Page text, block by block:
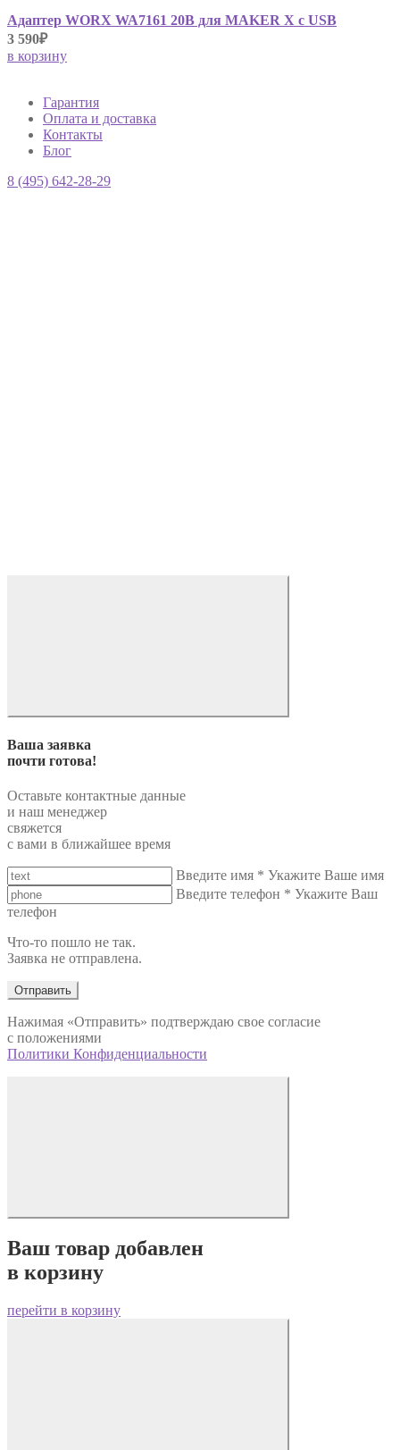
Адаптер WORX WA7161 20В для MAKER X с USB
3 590₽
в корзину
Гарантия
Оплата и доставка
Контакты
Блог
8 (495) 642-28-29
Ваша заявка
почти готова!
Оставьте контактные данные
и наш менеджер
свяжется
с вами в ближайшее время
Введите имя * Укажите Ваше имя
Введите телефон * Укажите Ваш
телефон
Что-то пошло не так.
Заявка не отправлена.
Отправить
Нажимая «Отправить» подтверждаю свое согласие
с положениями
Политики Конфиденциальности
Ваш товар добавлен
в корзину
перейти в корзину